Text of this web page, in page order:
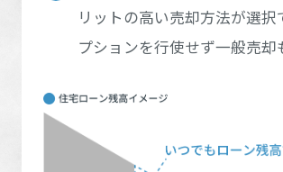
リットの高い売却方法が選択
プションを行使せず一般売却